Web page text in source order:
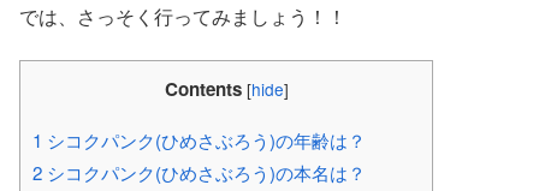
では、さっそく行ってみましょう！！
Contents [hide]
1 シコクパンク(ひめさぶろう)の年齢は？
2 シコクパンク(ひめさぶろう)の本名は？